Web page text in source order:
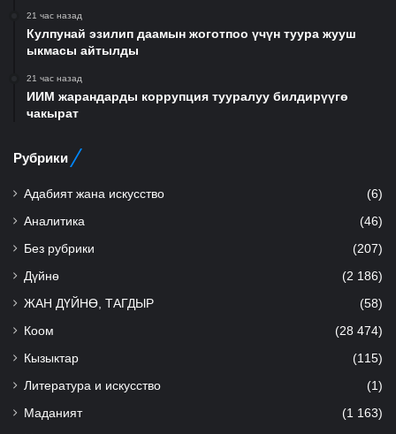
21 час назад
Кулпунай эзилип даамын жоготпоо үчүн туура жууш
ыкмасы айтылды
21 час назад
ИИМ жарандарды коррупция тууралуу билдирүүгө
чакырат
Рубрики
Адабият жана искусство (6)
Аналитика (46)
Без рубрики (207)
Дүйнө (2 186)
ЖАН ДҮЙНӨ, ТАГДЫР (58)
Коом (28 474)
Кызыктар (115)
Литература и искусство (1)
Маданият (1 163)